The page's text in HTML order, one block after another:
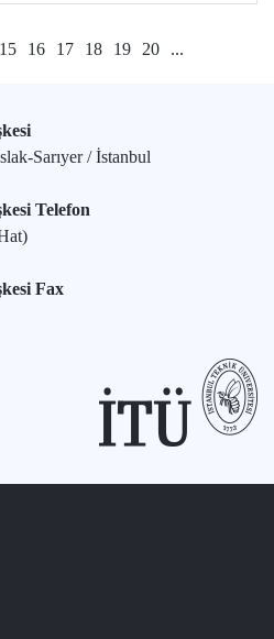
tanıtıldı.
15 16 17 18 19 20 ...
Sarıyer / İstanbul
Telefon
Fax